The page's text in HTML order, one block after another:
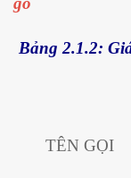
Bảng 2.1.2:
TÊN GỌI